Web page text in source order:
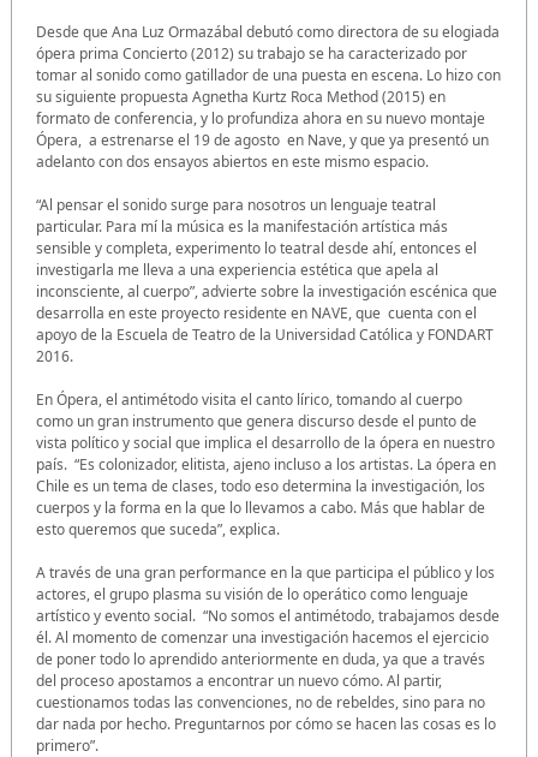
Desde que Ana Luz Ormazábal debutó como directora de su elogiada
ópera prima Concierto (2012) su trabajo se ha caracterizado por
tomar al sonido como gatillador de una puesta en escena. Lo hizo con
su siguiente propuesta Agnetha Kurtz Roca Method (2015) en
formato de conferencia, y lo profundiza ahora en su nuevo montaje
Ópera, a estrenarse el 19 de agosto en Nave, y que ya presentó un
adelanto con dos ensayos abiertos en este mismo espacio.
“Al pensar el sonido surge para nosotros un lenguaje teatral
particular. Para mí la música es la manifestación artística más
sensible y completa, experimento lo teatral desde ahí, entonces el
investigarla me lleva a una experiencia estética que apela al
inconsciente, al cuerpo”, advierte sobre la investigación escénica que
desarrolla en este proyecto residente en NAVE, que cuenta con el
apoyo de la Escuela de Teatro de la Universidad Católica y FONDART
2016.
En Ópera, el antimétodo visita el canto lírico, tomando al cuerpo
como un gran instrumento que genera discurso desde el punto de
vista político y social que implica el desarrollo de la ópera en nuestro
país. “Es colonizador, elitista, ajeno incluso a los artistas. La ópera en
Chile es un tema de clases, todo eso determina la investigación, los
cuerpos y la forma en la que lo llevamos a cabo. Más que hablar de
esto queremos que suceda”, explica.
A través de una gran performance en la que participa el público y los
actores, el grupo plasma su visión de lo operático como lenguaje
artístico y evento social. “No somos el antimétodo, trabajamos desde
él. Al momento de comenzar una investigación hacemos el ejercicio
de poner todo lo aprendido anteriormente en duda, ya que a través
del proceso apostamos a encontrar un nuevo cómo. Al partir,
cuestionamos todas las convenciones, no de rebeldes, sino para no
dar nada por hecho. Preguntarnos por cómo se hacen las cosas es lo
primero”.